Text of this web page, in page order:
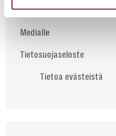
Palaute
Medialle
Tietosuojaseloste
Tietoa evästeistä